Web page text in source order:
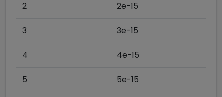
2 2e-15
3 3e-15
4 4e-15
5 5e-15